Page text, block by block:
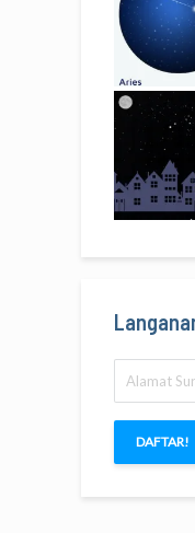
Surat
Elektronik
DAFTAR!